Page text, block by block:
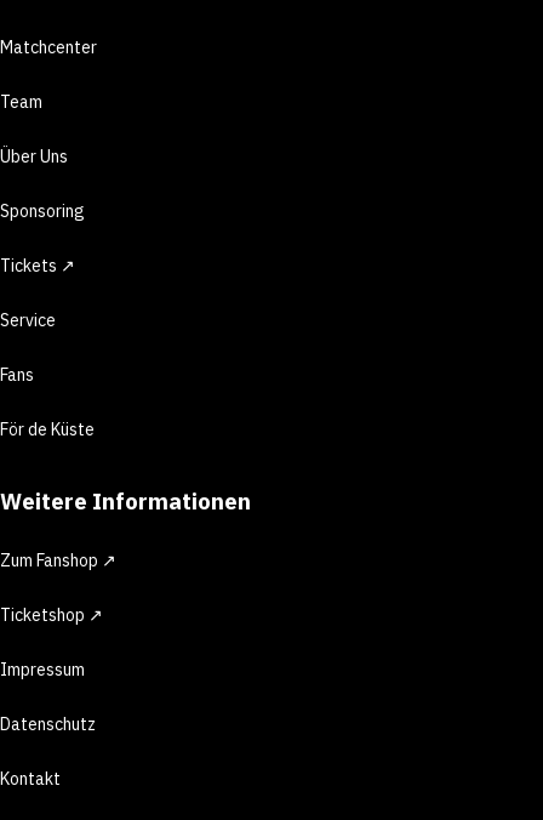
Matchcenter
Team
Über Uns
Sponsoring
Tickets ↗
Service
Fans
För de Küste
Weitere Informationen
Zum Fanshop ↗
Ticketshop ↗
Impressum
Datenschutz
Kontakt